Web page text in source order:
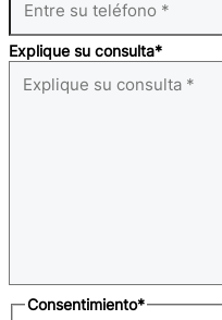
Explique su consulta*
Consentimiento*